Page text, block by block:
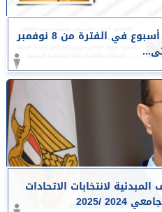
أبرز أخبار جامعة أسيوط خلال أسبوع في الفترة من 8 نوفمبر
لانتخابات الاتحادات
/2025